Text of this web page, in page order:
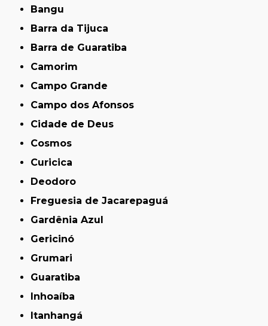
Bangu
Barra da Tijuca
Barra de Guaratiba
Camorim
Campo Grande
Campo dos Afonsos
Cidade de Deus
Cosmos
Curicica
Deodoro
Freguesia de Jacarepaguá
Gardênia Azul
Gericinó
Grumari
Guaratiba
Inhoaíba
Itanhangá